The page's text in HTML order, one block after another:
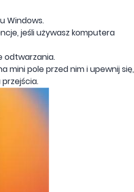
Windows.
jeśli używasz komputera
odtwarzania.
mini pole przed nim i upewnij się,